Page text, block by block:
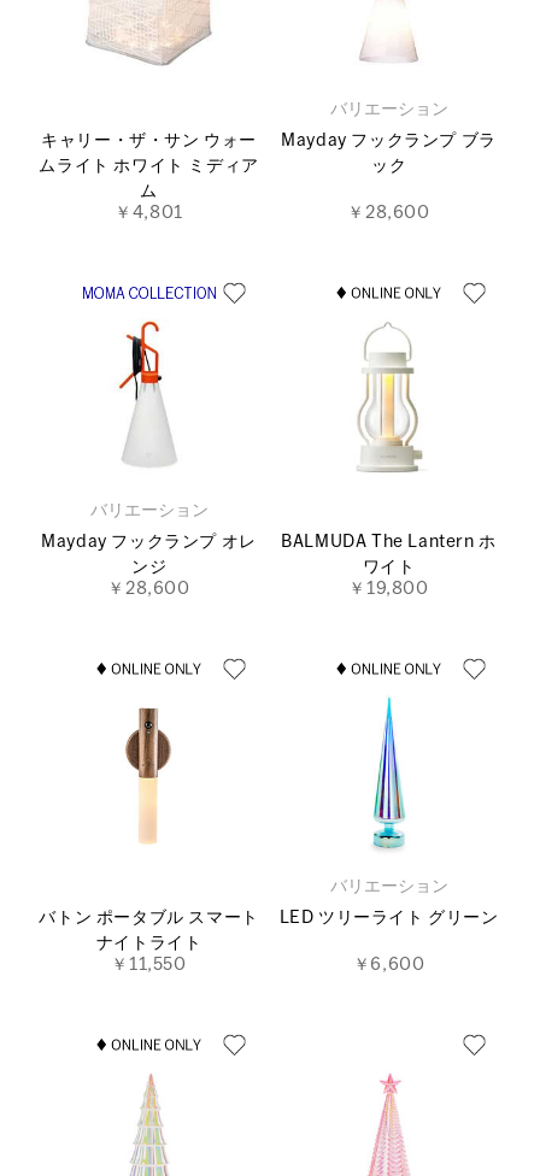
キャリー・ザ・サン ウォー
ムライト ホワイト ミディア
ム
￥4,801
バリエーション
Mayday フックランプ ブラ
ック
￥28,600
バリエーション
Mayday フックランプ オレ
ンジ
￥28,600
BALMUDA The Lantern ホ
ワイト
￥19,800
バトン ポータブル スマート
ナイトライト
￥11,550
バリエーション
LED ツリーライト グリーン
￥6,600